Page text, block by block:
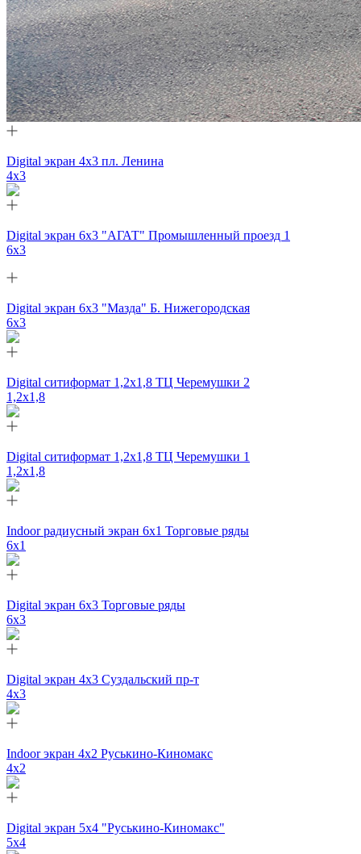
Digital экран 4х3 пл. Ленина
4х3
Digital экран 6х3 "АГАТ" Промышленный проезд 1
6х3
Digital экран 6х3 "Мазда" Б. Нижегородская
6х3
Digital ситиформат 1,2х1,8 ТЦ Черемушки 2
1,2x1,8
Digital ситиформат 1,2х1,8 ТЦ Черемушки 1
1,2x1,8
Indoor радиусный экран 6x1 Торговые ряды
6х1
Digital экран 6х3 Торговые ряды
6х3
Digital экран 4х3 Суздальский пр-т
4х3
Indoor экран 4х2 Руськино-Киномакс
4х2
Digital экран 5х4 "Руськино-Киномакс"
5х4